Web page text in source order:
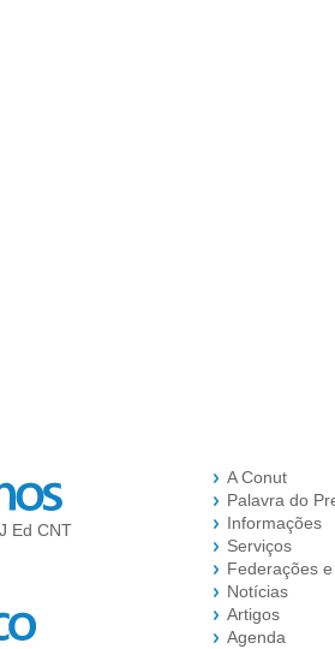
Ed CNT
A Conut
Palavra do
Informações
Serviços
Federações
Notícias
Artigos
Agenda